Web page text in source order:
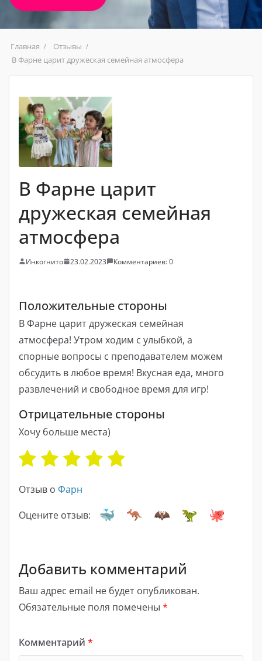
Главная
Отзывы
В Фарне царит дружеская семейная атмосфера
В Фарне царит
дружеская семейная
атмосфера
Инкогнито 23.02.2023 Комментариев: 0
Положительные стороны
В Фарне царит дружеская семейная
атмосфера! Утром ходим с улыбкой, а
спорные вопросы с преподавателем можем
обсудить в любое время! Вкусная еда, много
развлечений и свободное время для игр!
Отрицательные стороны
Хочу больше места)
Отзыв о Фарн
Оцените отзыв:
Добавить комментарий
Ваш адрес email не будет опубликован.
Обязательные поля помечены *
Комментарий *